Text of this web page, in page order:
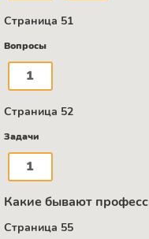
Страница 51
Вопросы
1
Страница 52
Задачи
1
Какие бывают
Страница 55